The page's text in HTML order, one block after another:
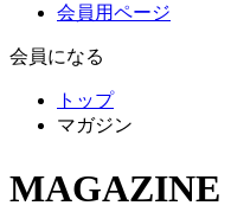
会員用ページ
会員になる
トップ
マガジン
MAGAZINE